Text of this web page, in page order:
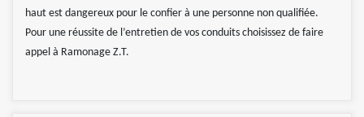
haut est dangereux pour le confier à une personne non qualifiée.
Pour une réussite de l’entretien de vos conduits choisissez de faire
appel à Ramonage Z.T.